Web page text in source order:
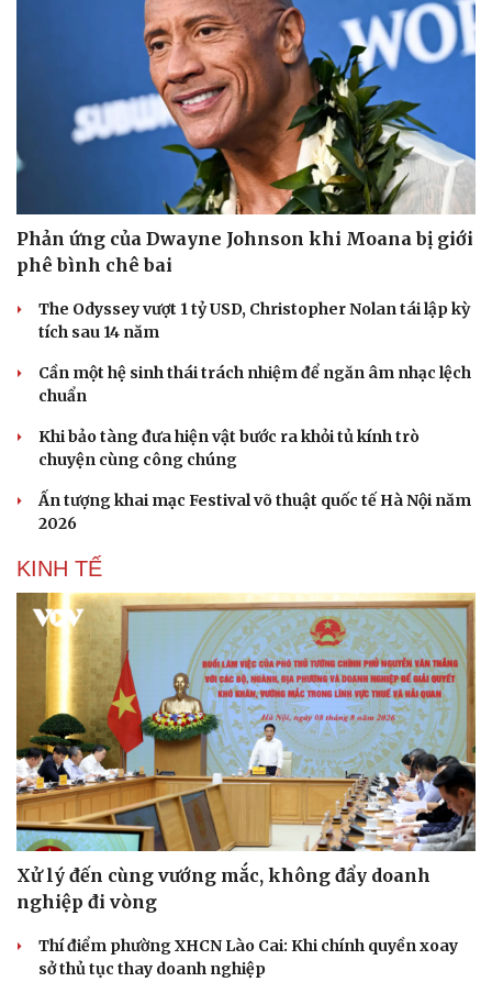
Văn hóa
Sân khấu - Điện ảnh
Văn học
Âm nhạc
Di sản
Nghệ sĩ
Thời trang
Phản ứng của Dwayne Johnson khi Moana bị giới
phê bình chê bai
The Odyssey vượt 1 tỷ USD, Christopher Nolan tái lập kỳ
tích sau 14 năm
Cần một hệ sinh thái trách nhiệm để ngăn âm nhạc lệch
chuẩn
Khi bảo tàng đưa hiện vật bước ra khỏi tủ kính trò
chuyện cùng công chúng
Ấn tượng khai mạc Festival võ thuật quốc tế Hà Nội năm
2026
KINH TẾ
Xử lý đến cùng vướng mắc, không đẩy doanh
nghiệp đi vòng
Thí điểm phường XHCN Lào Cai: Khi chính quyền xoay
sở thủ tục thay doanh nghiệp